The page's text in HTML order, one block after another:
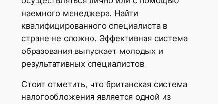
наемного менеджера. Найти
квалифицированного специалиста в
стране не сложно. Эффективная система
образования выпускает молодых и
результативных специалистов.
Стоит отметить, что британская система
налогообложения является одной из